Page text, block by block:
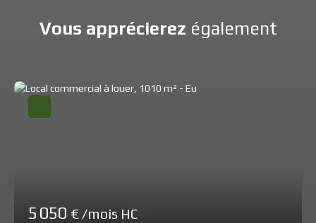
Vous apprécierez également
5 050 € /mois HC